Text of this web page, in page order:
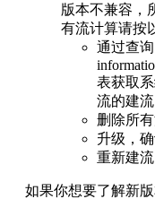
版本不兼容，
有流计算请按
通过查询
表获取
流的建
删除所
升级，
重新建流
如果你想要了解新